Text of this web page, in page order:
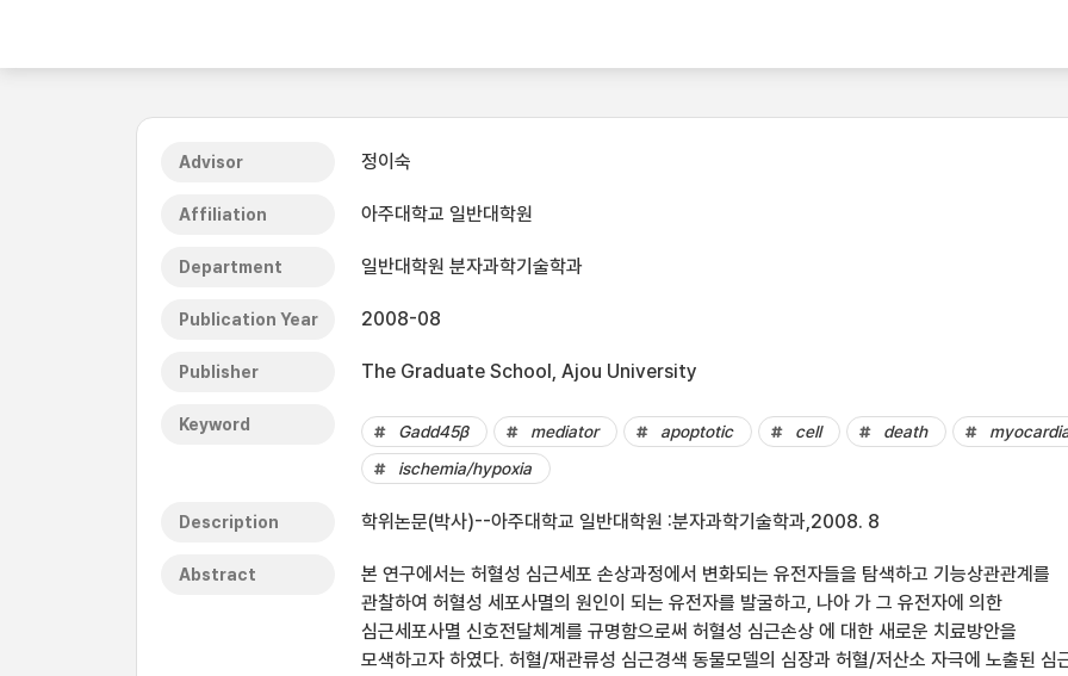
Advisor 정이숙
Affiliation 아주대학교 일반대학원
Department 일반대학원 분자과학기술학과
Publication Year 2008-08
Publisher The Graduate School, Ajou University
Keyword Gadd45β mediator apoptotic cell death
ischemia/hypoxia
Description 학위논문(박사)--아주대학교 일반대학원 :분자과학기술학과,2008. 8
Abstract
본 연구에서는 허혈성 심근세포 손상과정에서 변화되는 유전자들을 탐색하고 기능상관관계를
관찰하여 허혈성 세포사멸의 원인이 되는 유전자를 발굴하고, 나아 가 그 유전자에 의한
심근세포사멸 신호전달체계를 규명함으로써 허혈성 심근손상 에 대한 새로운 치료방안을
모색하고자 하였다. 허혈/재관류성 심근경색 동물모델의 심장과 허혈/저산소 자극에 노출된 심